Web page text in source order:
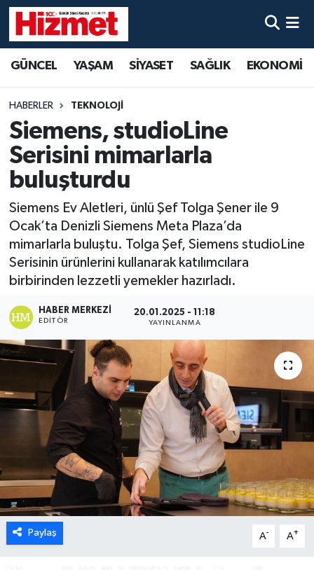
GÜNCEL YAŞAM SİYASET SAĞLIK EKONOMİ
HABERLER TEKNOLOJİ
Siemens, studioLine
Serisini mimarlarla
buluşturdu
Siemens Ev Aletleri, ünlü Şef Tolga Şener ile 9
Ocak’ta Denizli Siemens Meta Plaza’da
mimarlarla buluştu. Tolga Şef, Siemens studioLine
Serisinin ürünlerini kullanarak katılımcılara
birbirinden lezzetli yemekler hazırladı.
HABER MERKEZI
EDITÖR
20.01.2025 - 11:18
YAYINLANMA
Paylaş A- A+
YAŞAM
SİYASET
SAĞLIK
KÜLTÜR SANAT
SPOR
ÖZEL HABER
RESMİ REKLAM
Denizli Hava Durumu
Denizli Trafik Yoğunluk Haritası
Süper Lig Puan Durumu ve Fikstür
Son Dakika Haberleri
Haber Arşivi